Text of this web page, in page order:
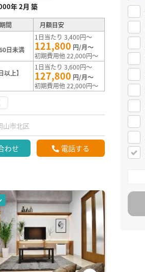
年 2月 築
間 月額目安
日未満
1日当たり 3,400円～
121,800 円/月～
初期費用他 22,000円～
上】
1日当たり 3,600円～
127,800 円/月～
初期費用他 22,000円～
山市北区
わせ 電話する